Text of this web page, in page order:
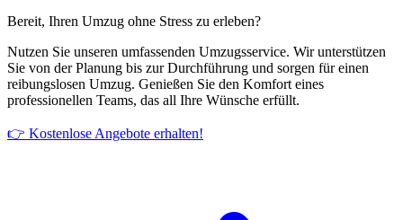
Bereit, Ihren Umzug ohne Stress zu erleben?
Nutzen Sie unseren umfassenden Umzugsservice. Wir unterstützen
Sie von der Planung bis zur Durchführung und sorgen für einen
reibungslosen Umzug. Genießen Sie den Komfort eines
professionellen Teams, das all Ihre Wünsche erfüllt.
👉 Kostenlose Angebote erhalten!